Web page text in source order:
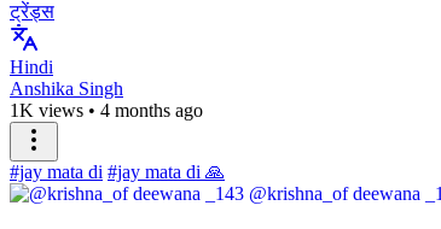
ट्रेंड्स
Hindi
Anshika Singh
1K views • 4 months ago
#jay mata di #jay mata di 🙏